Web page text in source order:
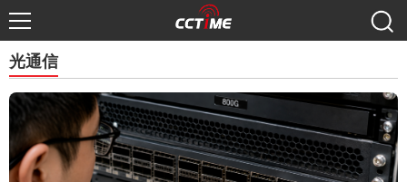
光通信